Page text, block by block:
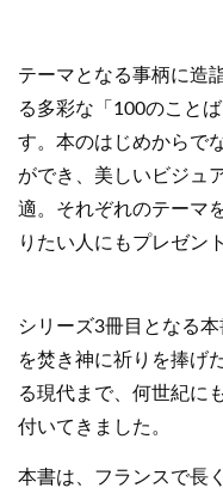
テーマとなる事柄に造
る多彩な「100のこと
す。本のはじめからで
ができ、美しいビジュ
適。それぞれのテーマ
りたい人にもプレゼン
シリーズ3冊目となる
を焚き神に祈りを捧げ
る現代まで、何世紀に
付いてきました。
本書は、フランスで長